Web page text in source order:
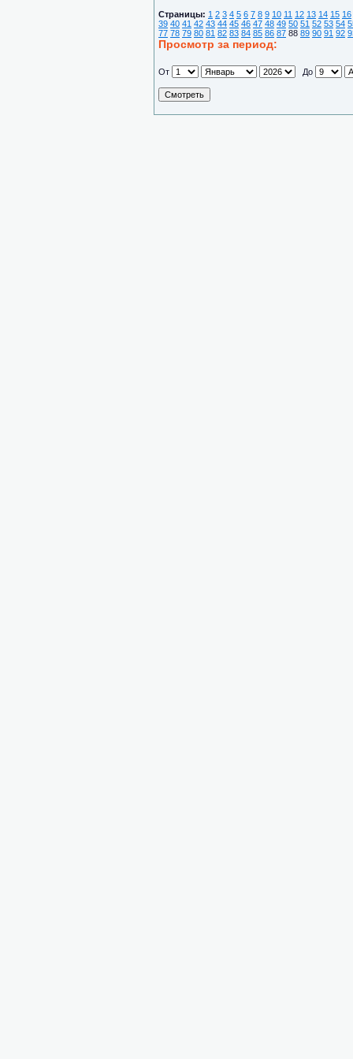
Страницы: 1 2 3 4 5 6 7 8 9 10 11 12 13 14 15 16
39 40 41 42 43 44 45 46 47 48 49 50 51 52 53 54
77 78 79 80 81 82 83 84 85 86 87 88 89 90 91 92
Просмотр за период:
От До